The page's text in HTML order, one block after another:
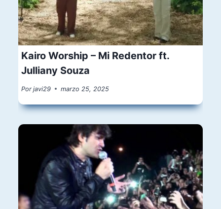
Kairo Worship – Mi Redentor ft.
Julliany Souza
Por javi29 marzo 25, 2025